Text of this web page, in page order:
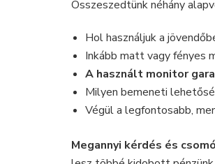
Összeszedtünk néhány
Hol használjuk a
Inkább matt vagy fényes
A használt monitor
Milyen bemeneti
Végül a legfontosabb,
Megannyi kérdés és